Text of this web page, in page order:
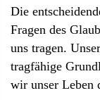
Die
Fragen des
uns tragen.
tragfähige
wir unser Leben